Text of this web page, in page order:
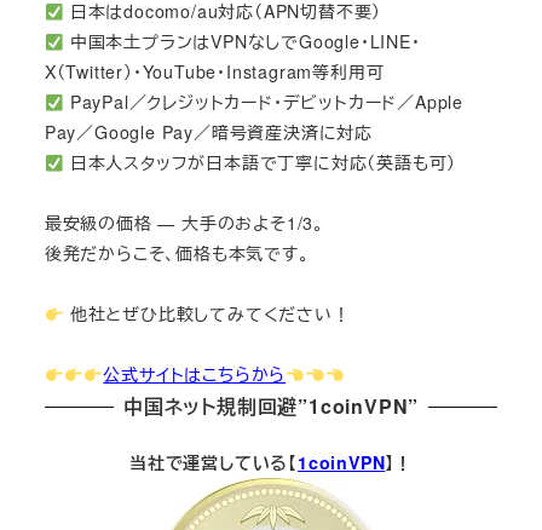
日本はdocomo/au対応（APN切替不要）
中国本土プランはVPNなしでGoogle・LINE・
X（Twitter）・YouTube・Instagram等利用可
PayPal／クレジットカード・デビットカード／Apple
Pay／Google Pay／暗号資産決済に対応
日本人スタッフが日本語で丁寧に対応（英語も可）
最安級の価格 — 大手のおよそ1/3。
後発だからこそ、価格も本気です。
他社とぜひ比較してみてください！
公式サイトはこちらから
中国ネット規制回避”1coinVPN”
当社で運営している【1coinVPN】！